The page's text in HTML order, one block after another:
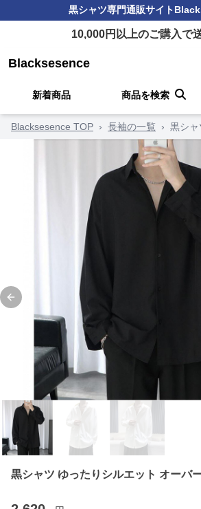
黒シャツ専門通販サイト
10,000円以上のご購入で
Blacksesence
新着商品 商品を検索
Blacksesence TOP › 長袖の一覧 › 黒シ
Previous slide
黒シャツ ゆったりシルエット オーバ